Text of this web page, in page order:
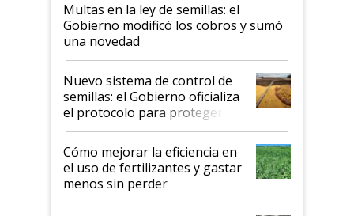
Multas en la ley de semillas: el
Gobierno modificó los cobros y sumó
una novedad
Nuevo sistema de control de
semillas: el Gobierno oficializa
el protocolo para proteger la
propiedad intelectual
Cómo mejorar la eficiencia en
el uso de fertilizantes y gastar
menos sin perder
productividad en la campaña